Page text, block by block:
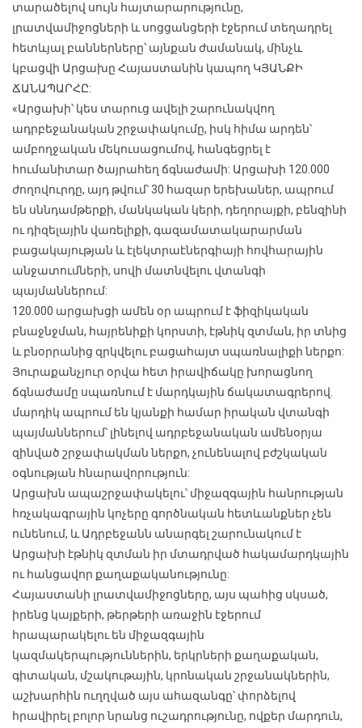
տարածելով սույն հայտարարությունը,
լրատվամիջոցների և սոցցանցերի էջերում տեղադրել
հետևյալ բաններները՝ այնքան ժամանակ, մինչև
կբացվի Արցախը Հայաստանին կապող ԿՅԱՆՔԻ
ՃԱՆԱՊԱՐՀԸ:
«Արցախի՝ կես տարուց ավելի շարունակվող
ադրբեջանական շրջափակումը, իսկ հիմա արդեն՝
ամբողջական մեկուսացումով, հանգեցրել է
հումանիտար ծայրահեղ ճգնաժամի: Արցախի 120.000
ժողովուրդը, այդ թվում՝ 30 հազար երեխաներ, ապրում
են սննդամթերքի, մանկական կերի, դեղորայքի, բենզինի
ու դիզելային վառելիքի, գազամատակարարման
բացակայության և էլեկտրաէներգիայի հովհարային
անջատումների, սովի մատնվելու վտանգի
պայմաններում:
120.000 արցախցի ամեն օր ապրում է ֆիզիկական
բնաջնջման, հայրենիքի կորստի, էթնիկ զտման, իր տնից
և բնօրրանից զրկվելու բացահայտ սպառնալիքի ներքո:
Յուրաքանչյուր օրվա հետ իրավիճակը խորացնող
ճգնաժամը սպառնում է մարդկային ճակատագրերով.
մարդիկ ապրում են կյանքի համար իրական վտանգի
պայմաններում՝ լինելով ադրբեջանական ամենօրյա
զինված շրջափակման ներքո, չունենալով բժշկական
օգնության հնարավորություն:
Արցախն ապաշրջափակելու՝ միջազգային հանրության
հռչակագրային կոչերը գործնական հետևանքներ չեն
ունենում, և Ադրբեջանն անարգել շարունակում է
Արցախի էթնիկ զտման իր մտադրված հակամարդկային
ու հանցավոր քաղաքականությունը:
Հայաստանի լրատվամիջոցները, այս պահից սկսած,
իրենց կայքերի, թերթերի առաջին էջերում
հրապարակելու են միջազգային
կազմակերպություններին, երկրների քաղաքական,
գիտական, մշակութային, կրոնական շրջանակներին,
աշխարհին ուղղված այս ահազանգը՝ փորձելով
հրավիրել բոլոր նրանց ուշադրությունը, ովքեր մարդուն,